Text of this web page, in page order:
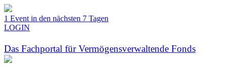
1 Event in den nächsten 7 Tagen
LOGIN
Das Fachportal für Vermögensverwaltende Fonds